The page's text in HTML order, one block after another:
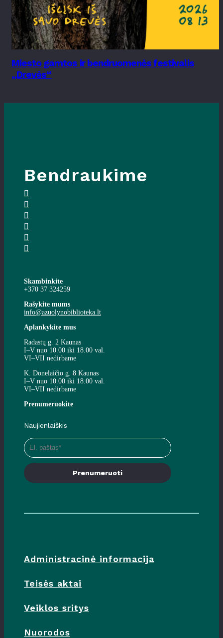
Miesto gamtos ir bendruomenės festivalis
„Drevės“
Bendraukime
Skambinkite
+370 37 324259
Rašykite mums
info@azuolynobiblioteka.lt
Aplankykite mus
Radastų g. 2 Kaunas
I–V nuo 10.00 iki 18.00 val.
VI–VII nedirbame
K. Donelaičio g. 8 Kaunas
I–V nuo 10.00 iki 18.00 val.
VI–VII nedirbame
Prenumeruokite
Naujienlaiškis
Prenumeruoti
Administracinė informacija
Teisės aktai
Veiklos sritys
Nuorodos